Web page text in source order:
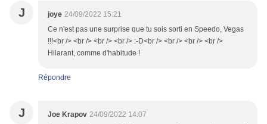
J joye 24/09/2022 15:21
Ce n'est pas une surprise que tu sois sorti en Speedo, Vegas
!!!<br /> <br /> <br /> <br /> :-D<br /> <br /> <br /> <br />
Hilarant, comme d'habitude !
Répondre
J Joe Krapov 24/09/2022 14:07